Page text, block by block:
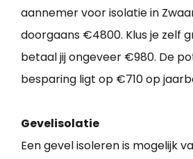
aannemer voor isolatie in
doorgaans €4800. Klus je zelf
betaal jij ongeveer €980. De
besparing ligt op €710 op
Gevelisolatie
Een gevel isoleren is mogelijk